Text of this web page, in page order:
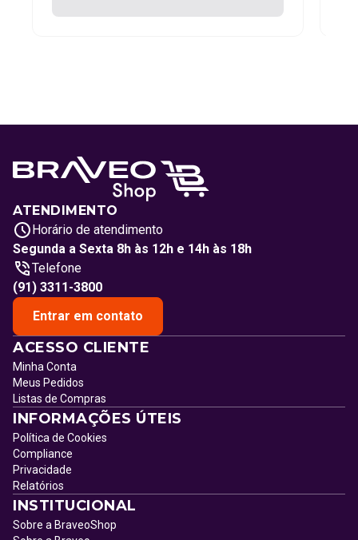
ATENDIMENTO
Horário de atendimento
Segunda a Sexta 8h às 12h e 14h às 18h
Telefone
(91) 3311-3800
Entrar em contato
ACESSO CLIENTE
Minha Conta
Meus Pedidos
Listas de Compras
INFORMAÇÕES ÚTEIS
Política de Cookies
Compliance
Privacidade
Relatórios
INSTITUCIONAL
Sobre a BraveoShop